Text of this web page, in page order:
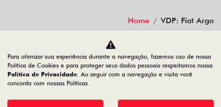
Home VDP: Fiat Argo
Desacelere. Seu bem maior é a vida.
Para otimizar sua experiência durante a navegação, fazemos uso de nossa
Política de Cookies e para proteger seus dados pessoais respeitamos nossa
Política de Privacidade. Ao seguir com a navegação e visita você
concorda com nossas Políticas.